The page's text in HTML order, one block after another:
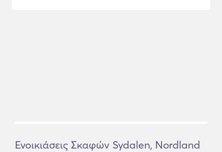
Ενοικιάσεις Σκαφών Sydalen, Nordland